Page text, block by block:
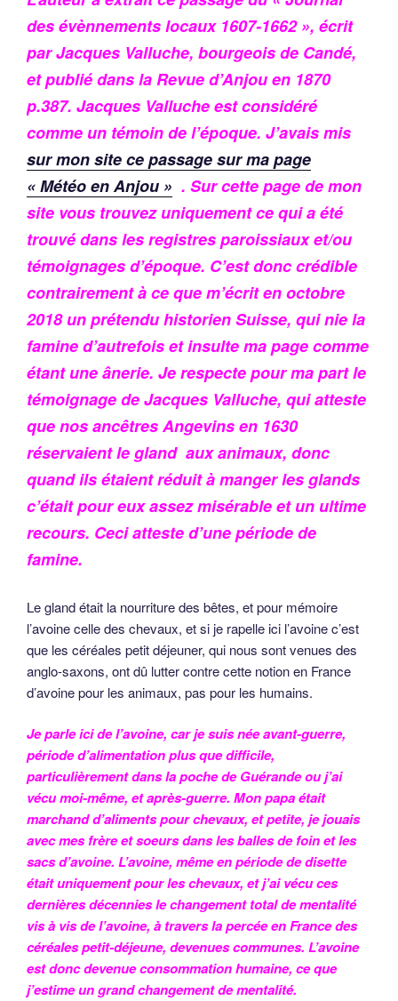
des évènnements locaux 1607-1662 », écrit
par Jacques Valluche, bourgeois de Candé,
et publié dans la Revue d’Anjou en 1870
p.387. Jacques Valluche est considéré
comme un témoin de l’époque. J’avais mis
sur mon site ce passage sur ma page
« Météo en Anjou » . Sur cette page de mon
site vous trouvez uniquement ce qui a été
trouvé dans les registres paroissiaux et/ou
témoignages d’époque. C’est donc crédible
contrairement à ce que m’écrit en octobre
2018 un prétendu historien Suisse, qui nie la
famine d’autrefois et insulte ma page comme
étant une ânerie. Je respecte pour ma part le
témoignage de Jacques Valluche, qui atteste
que nos ancêtres Angevins en 1630
réservaient le gland aux animaux, donc
quand ils étaient réduit à manger les glands
c’était pour eux assez misérable et un ultime
recours. Ceci atteste d’une période de
famine.
Le gland était la nourriture des bêtes, et pour mémoire
l’avoine celle des chevaux, et si je rapelle ici l’avoine c’est
que les céréales petit déjeuner, qui nous sont venues des
anglo-saxons, ont dû lutter contre cette notion en France
d’avoine pour les animaux, pas pour les humains.
Je parle ici de l’avoine, car je suis née avant-guerre,
période d’alimentation plus que difficile,
particulièrement dans la poche de Guérande ou j’ai
vécu moi-même, et après-guerre. Mon papa était
marchand d’aliments pour chevaux, et petite, je jouais
avec mes frère et soeurs dans les balles de foin et les
sacs d’avoine. L’avoine, même en période de disette
était uniquement pour les chevaux, et j’ai vécu ces
dernières décennies le changement total de mentalité
vis à vis de l’avoine, à travers la percée en France des
céréales petit-déjeune, devenues communes. L’avoine
est donc devenue consommation humaine, ce que
j’estime un grand changement de mentalité.